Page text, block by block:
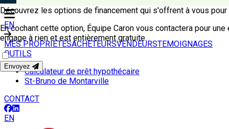
EN
MES PROPRIÉTÉSACHETEURSVENDEURSTEMOIGNAGES
OUTILS
Calculateur de prêt hypothécaire
St-Bruno de Montarville
CONTACT
EN
Découvrez les options de financement qui s'offrent à vous
En cochant cette option, Équipe Caron vous contactera pour
engage à rien et est entièrement gratuite.
Envoyez